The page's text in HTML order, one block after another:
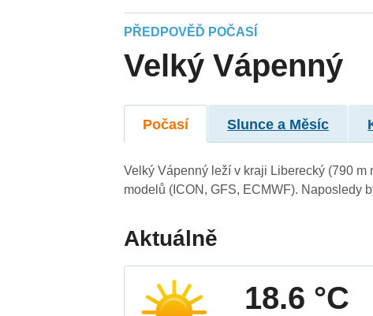
PŘEDPOVĚĎ POČASÍ
Velký Vápenný
Počasí Slunce a Měsíc
Velký Vápenný leží v kraji Liberecký (790
modelů (ICON, GFS, ECMWF). Naposledy
Aktuálně
18.6 °C